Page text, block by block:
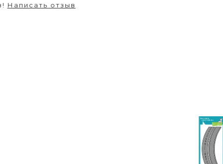
Написать отзыв